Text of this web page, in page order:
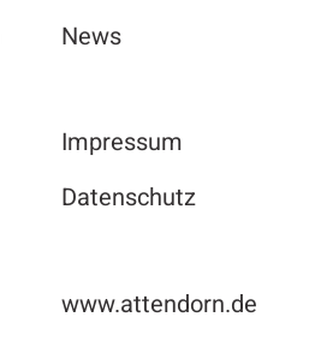
News
Impressum
Datenschutz
www.attendorn.de